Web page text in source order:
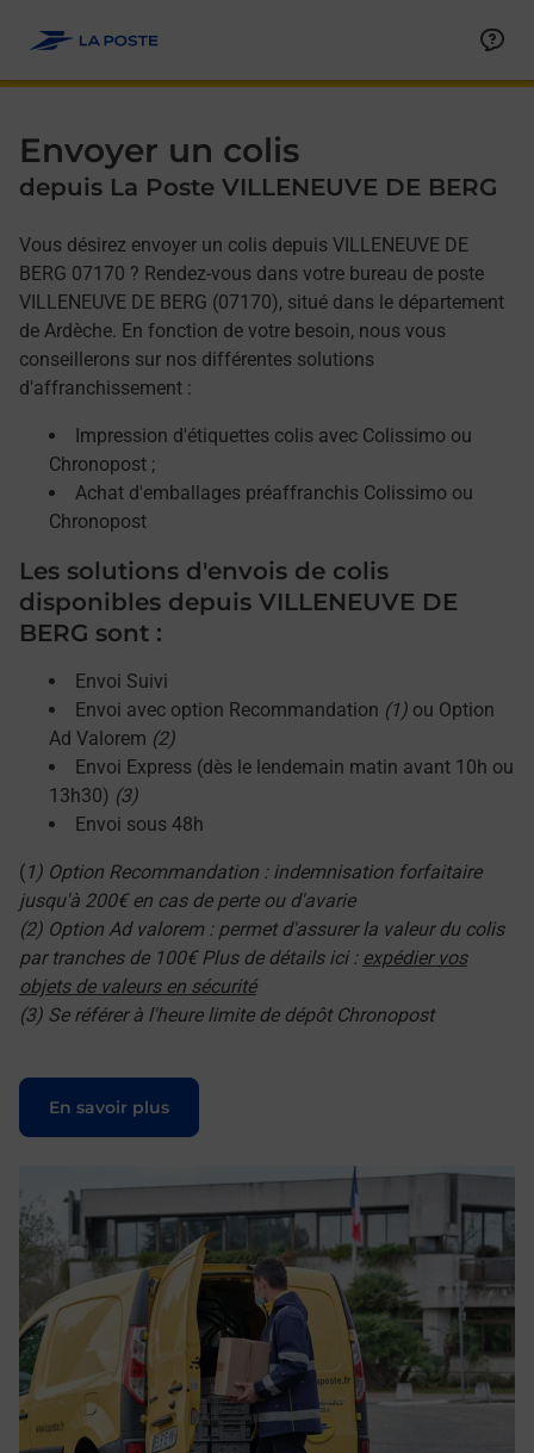
Envoyer un colis
depuis La Poste VILLENEUVE DE BERG
Vous désirez envoyer un colis depuis VILLENEUVE DE
BERG 07170 ? Rendez-vous dans votre bureau de poste
VILLENEUVE DE BERG (07170), situé dans le département
de Ardèche. En fonction de votre besoin, nous vous
conseillerons sur nos différentes solutions
d'affranchissement :
Impression d'étiquettes colis avec Colissimo ou
Chronopost ;
Achat d'emballages préaffranchis Colissimo ou
Chronopost
Les solutions d'envois de colis
disponibles depuis VILLENEUVE DE
BERG sont :
Envoi Suivi
Envoi avec option Recommandation (1) ou Option
Ad Valorem (2)
Envoi Express (dès le lendemain matin avant 10h ou
13h30) (3)
Envoi sous 48h
( 1) Option Recommandation : indemnisation forfaitaire
jusqu'à 200€ en cas de perte ou d'avarie
(2) Option Ad valorem : permet d'assurer la valeur du colis
par tranches de 100€ Plus de détails ici : expédier vos
objets de valeurs en sécurité
(3) Se référer à l'heure limite de dépôt Chronopost
En savoir plus
Le lien s'ouvre dans un nouvel onglet